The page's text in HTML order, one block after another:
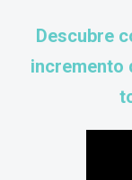
Descubre
incremento